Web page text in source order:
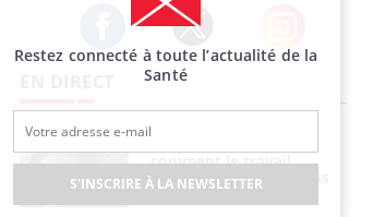
Facebook Twitter Instagram
comment le travail
empiète de plus en plus
sur nos soirées
Restez connecté à toute l’actualité de la
Santé
S'INSCRIRE À LA NEWSLETTER